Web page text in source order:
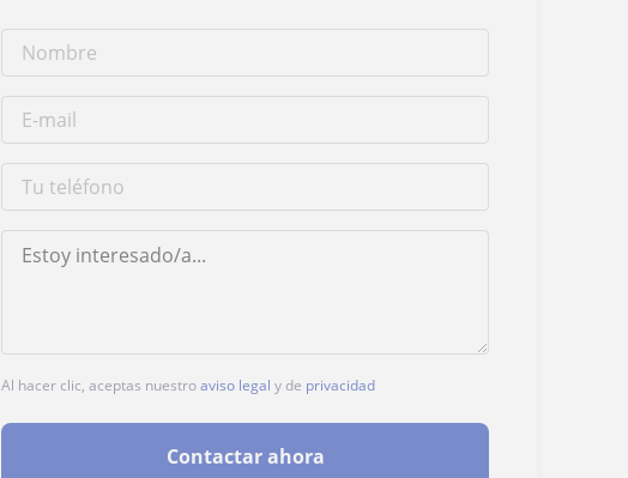
Al hacer clic, aceptas nuestroaviso legal y de privacidad
Contactar ahora